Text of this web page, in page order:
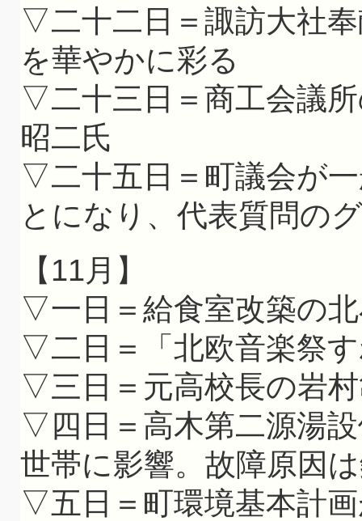
▽二十二日＝諏訪大社
を華やかに彩る
▽二十三日＝商工会議
昭二氏
▽二十五日＝町議会が
とになり、代表質問の
【11月】
▽一日＝給食室改築の
▽二日＝「北欧音楽祭
▽三日＝元高校長の岩
▽四日＝高木第二源湯
世帯に影響。故障原因
▽五日＝町環境基本計